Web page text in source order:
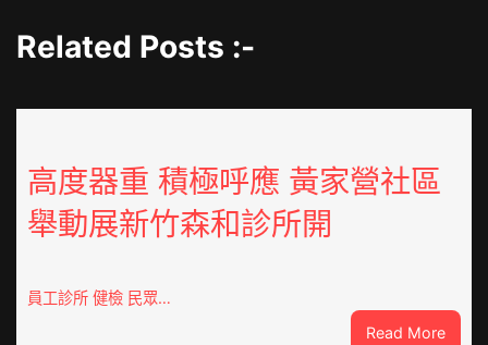
Related Posts :-
高度器重 積極呼應 黃家營社區
舉動展新竹森和診所開
員工診所 健檢 民眾…
Read More: